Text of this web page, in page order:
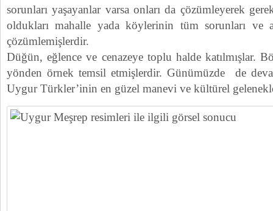
sorunları yaşayanlar varsa onları da çözümleyerek
oldukları mahalle yada köylerinin tüm sorunları ve
çözümlemişlerdir.
Düğün, eğlence ve cenazeye toplu halde katılmışlar.
yönden örnek temsil etmişlerdir. Günümüzde de
Uygur Türkler’inin en güzel manevi ve kültürel